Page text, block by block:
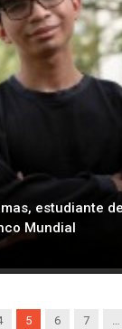
estudiante
Mundial
5 6 7 …